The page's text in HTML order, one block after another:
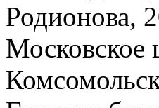
Родионова,
Московское